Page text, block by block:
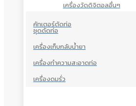
เครื่องวัดดิจิตอลอื่นๆ
คัทเตอร์ตัดท่อ
ชุดดัดท่อ
เครื่องเก็บกลับน้ำยา
เครื่องทำความสะอาดท่อ
เครื่องดมรั่ว